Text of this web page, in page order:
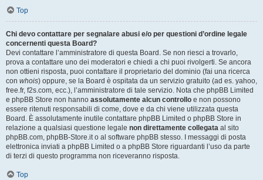
Top
Chi devo contattare per segnalare abusi e/o per questioni d’ordine legale
concernenti questa Board?
Devi contattare l’amministratore di questa Board. Se non riesci a trovarlo,
prova a contattare uno dei moderatori e chiedi a chi puoi rivolgerti. Se ancora
non ottieni risposta, puoi contattare il proprietario del dominio (fai una ricerca
con whois) oppure, se la Board è ospitata da un servizio gratuito (ad es. yahoo,
free.fr, f2s.com, ecc.), l’amministratore di tale servizio. Nota che phpBB Limited
e phpBB Store non hanno assolutamente alcun controllo e non possono
essere ritenuti responsabili di come, dove e da chi viene utilizzata questa
Board. È assolutamente inutile contattare phpBB Limited o phpBB Store in
relazione a qualsiasi questione legale non direttamente collegata al sito
phpBB.com, phpBB-Store.it o al software phpBB stesso. I messaggi di posta
elettronica inviati a phpBB Limited o a phpBB Store riguardanti l’uso da parte
di terzi di questo programma non riceveranno risposta.
Top